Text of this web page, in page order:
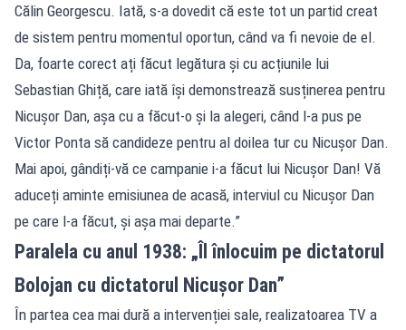
Călin Georgescu. Iată, s-a dovedit că este tot un partid creat
de sistem pentru momentul oportun, când va fi nevoie de el.
Da, foarte corect ați făcut legătura și cu acțiunile lui
Sebastian Ghiță, care iată își demonstrează susținerea pentru
Nicușor Dan, așa cu a făcut-o și la alegeri, când l-a pus pe
Victor Ponta să candideze pentru al doilea tur cu Nicușor Dan.
Mai apoi, gândiți-vă ce campanie i-a făcut lui Nicușor Dan! Vă
aduceți aminte emisiunea de acasă, interviul cu Nicușor Dan
pe care l-a făcut, și așa mai departe.”
Paralela cu anul 1938: „Îl înlocuim pe dictatorul
Bolojan cu dictatorul Nicușor Dan”
În partea cea mai dură a intervenției sale, realizatoarea TV a